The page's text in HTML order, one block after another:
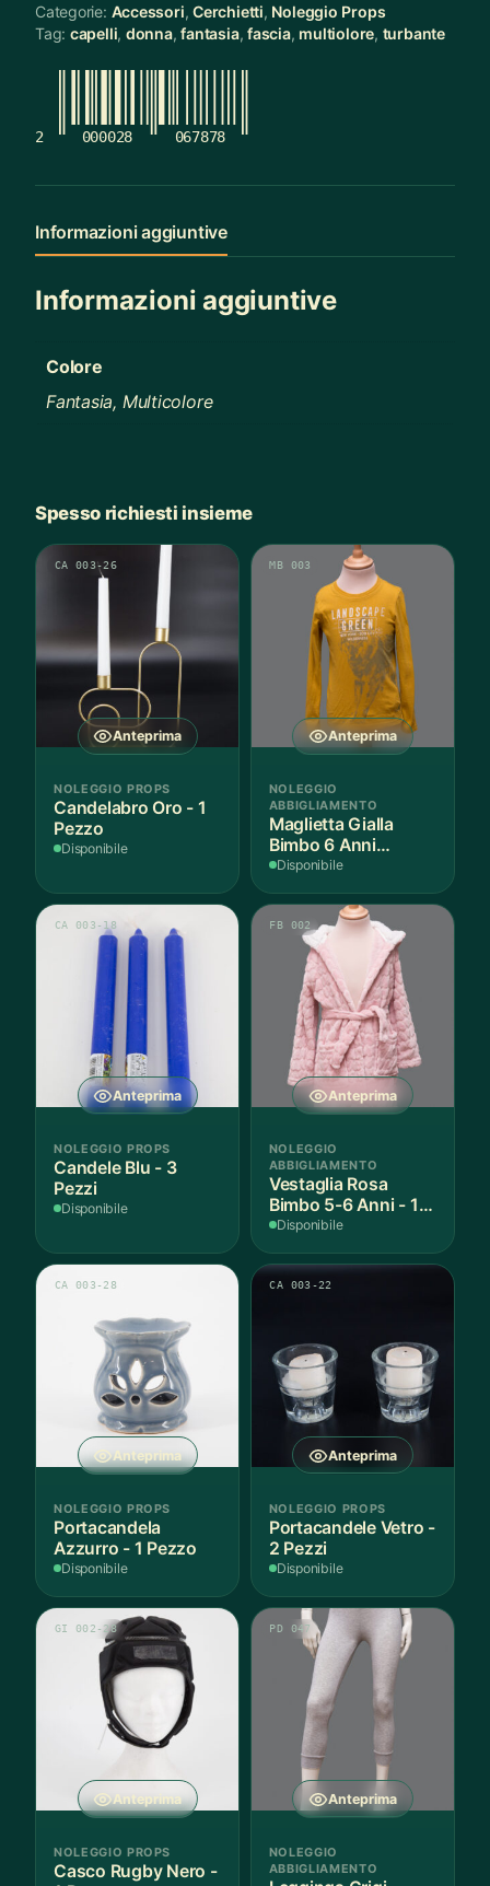
Categorie: Accessori,Cerchietti, Noleggio Props
Tag: capelli, donna,fantasia,fascia, multiolore, turbante
2 000028 067878
Informazioni aggiuntive
Informazioni aggiuntive
Colore
Fantasia, Multicolore
Spesso richiesti insieme
Anteprima
CA 003-26
NOLEGGIO PROPS
Candelabro Oro - 1
Pezzo
Disponibile
Anteprima
MB 003
NOLEGGIO
ABBIGLIAMENTO
Maglietta Gialla
Bimbo 6 Anni
Cotone - 1 Pezzo
Disponibile
Anteprima
CA 003-18
NOLEGGIO PROPS
Candele Blu - 3
Pezzi
Disponibile
Anteprima
FB 002
NOLEGGIO
ABBIGLIAMENTO
Vestaglia Rosa
Bimbo 5-6 Anni - 1
Pezzo
Disponibile
Anteprima
CA 003-28
NOLEGGIO PROPS
Portacandela
Azzurro - 1 Pezzo
Disponibile
Anteprima
CA 003-22
NOLEGGIO PROPS
Portacandele Vetro -
2 Pezzi
Disponibile
Anteprima
GI 002-28
NOLEGGIO PROPS
Casco Rugby Nero -
Anteprima
PD 047
NOLEGGIO
ABBIGLIAMENTO